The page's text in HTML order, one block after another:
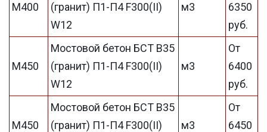
М400
(гранит) П1-П4 F300(II)
W12
м3
6350
руб.
М450
Мостовой бетон БСТ В35
(гранит) П1-П4 F300(II)
W12
м3
От
6400
руб.
М450
Мостовой бетон БСТ В35
(гранит) П1-П4 F300(II)
м3
От
6450